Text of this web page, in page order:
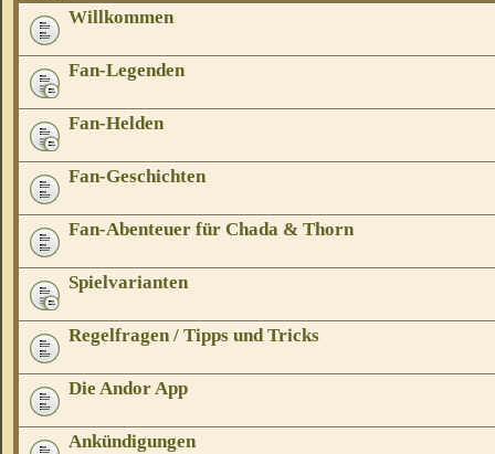
Willkommen
Fan-Legenden
Fan-Helden
Fan-Geschichten
Fan-Abenteuer für Chada & Thorn
Spielvarianten
Regelfragen / Tipps und Tricks
Die Andor App
Ankündigungen